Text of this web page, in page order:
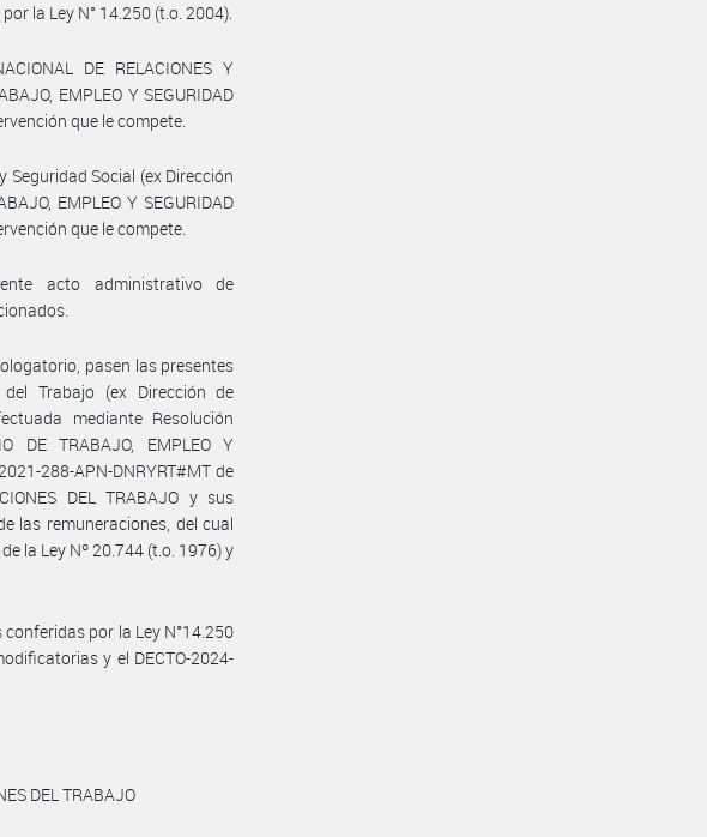
la Ley N° 14.250 (t.o. 2004).
DE RELACIONES Y
EMPLEO Y SEGURIDAD
que le compete.
Seguridad Social (ex Dirección
EMPLEO Y SEGURIDAD
que le compete.
acto administrativo de
pasen las presentes
Trabajo (ex Dirección de
mediante Resolución
DE TRABAJO, EMPLEO Y
288-APN-DNRYRT#MT de
DEL TRABAJO y sus
las remuneraciones, del cual
la Ley Nº 20.744 (t.o. 1976) y
por la Ley N°14.250
y el DECTO-2024-
DEL TRABAJO